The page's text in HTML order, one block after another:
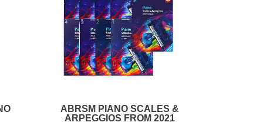
ABRSM PIANO SCALES &
ARPEGGIOS FROM 2021